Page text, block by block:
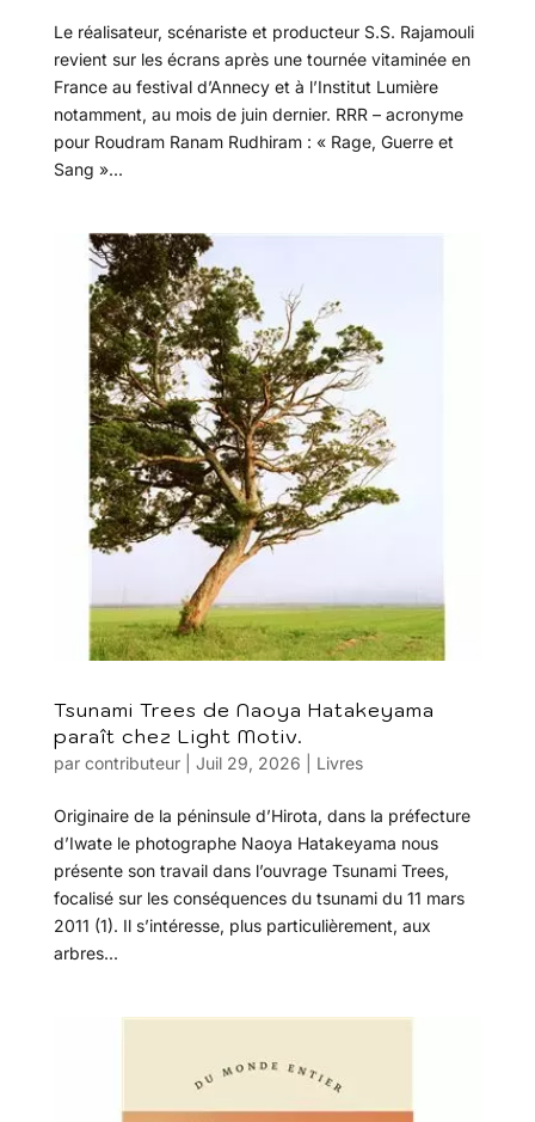
Le réalisateur, scénariste et producteur S.S. Rajamouli
revient sur les écrans après une tournée vitaminée en
France au festival d’Annecy et à l’Institut Lumière
notamment, au mois de juin dernier. RRR – acronyme
pour Roudram Ranam Rudhiram : « Rage, Guerre et
Sang »...
Tsunami Trees de Naoya Hatakeyama
paraît chez Light Motiv.
par contributeur| Juil 29, 2026 Livres
Originaire de la péninsule d’Hirota, dans la préfecture
d’Iwate le photographe Naoya Hatakeyama nous
présente son travail dans l’ouvrage Tsunami Trees,
focalisé sur les conséquences du tsunami du 11 mars
2011 (1). Il s’intéresse, plus particulièrement, aux
arbres...